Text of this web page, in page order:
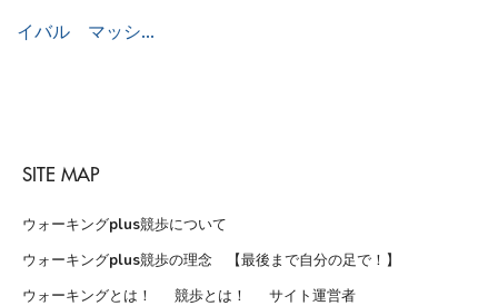
イバル マッシ…
SITE MAP
ウォーキングplus競歩について
ウォーキングplus競歩の理念 【最後まで自分の足で！】
ウォーキングとは！
競歩とは！ サイト運営者